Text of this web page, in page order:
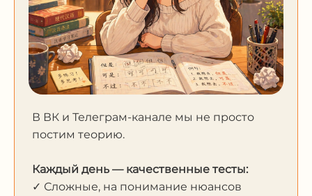
В ВК и Телеграм-канале мы не просто
постим теорию.
Каждый день — качественные тесты:
✓ Сложные, на понимание нюансов